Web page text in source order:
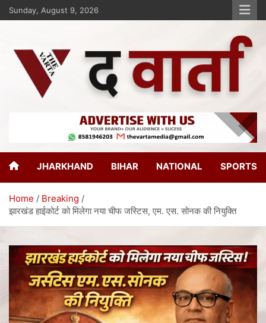
Sunday, August 9, 2026
The Varta
JHARKHAND BIHAR NATIONAL SPORTS
Home
Breaking
झारखंड हाईकोर्ट को मिलेगा नया चीफ जस्टिस, एम. एस. सोनक की नियुक्ति